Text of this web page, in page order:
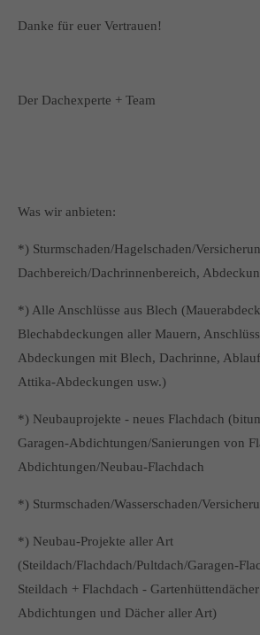
Danke für euer Vertrauen!
Der Dachexperte + Team
Was wir anbieten:
*) Sturmschaden/Hagelschaden/
Dachbereich/Dachrinnenbereich,
*) Alle Anschlüsse aus Blech
Blechabdeckungen aller Mauern,
Abdeckungen mit Blech, Dachrinne,
Attika-Abdeckungen usw.)
*) Neubauprojekte - neues Flachdach
Garagen-Abdichtungen/Sanierungen von
Abdichtungen/Neubau-Flachdach
*) Sturmschaden/Wasserschaden/
*) Neubau-Projekte aller Art
(Steildach/Flachdach/Pultdach/Garagen-
Steildach + Flachdach -
Abdichtungen und Dächer aller Art)